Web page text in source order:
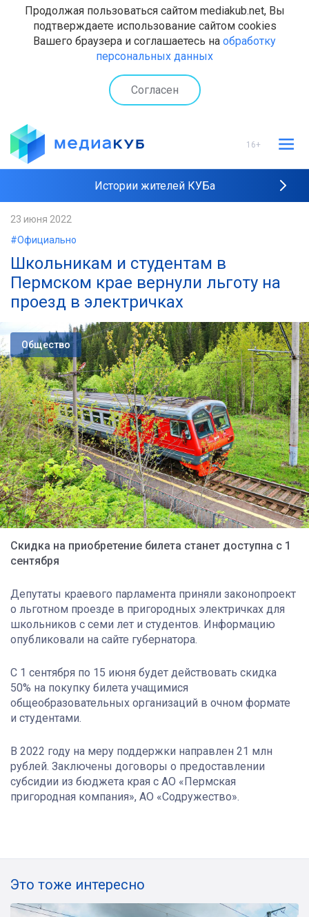
Продолжая пользоваться сайтом mediakub.net, Вы
подтверждаете использование сайтом cookies
Вашего браузера и соглашаетесь на обработку
персональных данных
Согласен
16+
Истории жителей КУБа
23 июня 2022
#Официально
Школьникам и студентам в
Пермском крае вернули льготу на
проезд в электричках
Общество
Скидка на приобретение билета станет доступна с 1
сентября
Депутаты краевого парламента приняли законопроект
о льготном проезде в пригородных электричках для
школьников с семи лет и студентов. Информацию
опубликовали на сайте губернатора.
С 1 сентября по 15 июня будет действовать скидка
50% на покупку билета учащимися
общеобразовательных организаций в очном формате
и студентами.
В 2022 году на меру поддержки направлен 21 млн
рублей. Заключены договоры о предоставлении
субсидии из бюджета края с АО «Пермская
пригородная компания», АО «Содружество».
Это тоже интересно